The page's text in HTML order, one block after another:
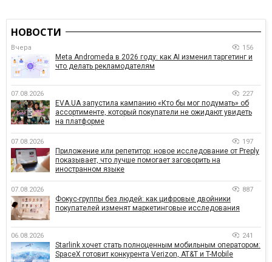
НОВОСТИ
Вчера 156
Meta Andromeda в 2026 году: как AI изменил таргетинг и
что делать рекламодателям
07.08.2026 227
EVA.UA запустила кампанию «Кто бы мог подумать» об
ассортименте, который покупатели не ожидают увидеть
на платформе
07.08.2026 197
Приложение или репетитор: новое исследование от Preply
показывает, что лучше помогает заговорить на
иностранном языке
07.08.2026 887
Фокус-группы без людей: как цифровые двойники
покупателей изменят маркетинговые исследования
06.08.2026 241
Starlink хочет стать полноценным мобильным оператором:
SpaceX готовит конкурента Verizon, AT&T и T-Mobile